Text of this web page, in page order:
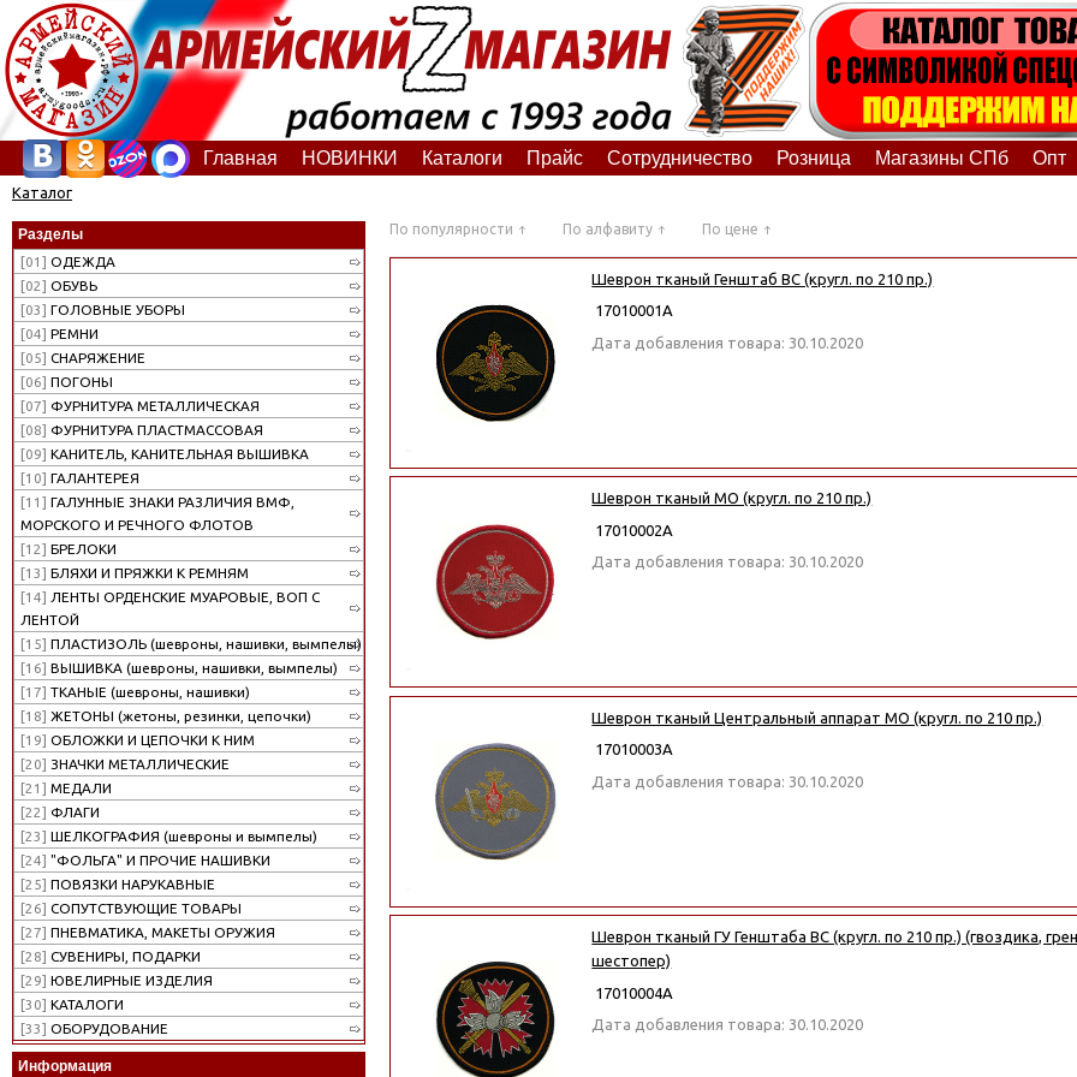
Главная НОВИНКИ Каталоги Прайс Сотрудничество Розница Магазины СПб Опт
Каталог
Разделы
[01] ОДЕЖДА
[02] ОБУВЬ
[03] ГОЛОВНЫЕ УБОРЫ
[04] РЕМНИ
[05] СНАРЯЖЕНИЕ
[06] ПОГОНЫ
[07] ФУРНИТУРА МЕТАЛЛИЧЕСКАЯ
[08] ФУРНИТУРА ПЛАСТМАССОВАЯ
[09] КАНИТЕЛЬ, КАНИТЕЛЬНАЯ ВЫШИВКА
[10] ГАЛАНТЕРЕЯ
[11] ГАЛУННЫЕ ЗНАКИ РАЗЛИЧИЯ ВМФ,
МОРСКОГО И РЕЧНОГО ФЛОТОВ
[12] БРЕЛОКИ
[13] БЛЯХИ И ПРЯЖКИ К РЕМНЯМ
[14] ЛЕНТЫ ОРДЕНСКИЕ МУАРОВЫЕ, ВОП С
ЛЕНТОЙ
[15] ПЛАСТИЗОЛЬ (шевроны, нашивки, вымпелы)
[16] ВЫШИВКА (шевроны, нашивки, вымпелы)
[17] ТКАНЫЕ (шевроны, нашивки)
[18] ЖЕТОНЫ (жетоны, резинки, цепочки)
[19] ОБЛОЖКИ И ЦЕПОЧКИ К НИМ
[20] ЗНАЧКИ МЕТАЛЛИЧЕСКИЕ
[21] МЕДАЛИ
[22] ФЛАГИ
[23] ШЕЛКОГРАФИЯ (шевроны и вымпелы)
[24] "ФОЛЬГА" И ПРОЧИЕ НАШИВКИ
[25] ПОВЯЗКИ НАРУКАВНЫЕ
[26] СОПУТСТВУЮЩИЕ ТОВАРЫ
[27] ПНЕВМАТИКА, МАКЕТЫ ОРУЖИЯ
[28] СУВЕНИРЫ, ПОДАРКИ
[29] ЮВЕЛИРНЫЕ ИЗДЕЛИЯ
[30] КАТАЛОГИ
[33] ОБОРУДОВАНИЕ
Информация
По популярности По алфавиту По цене
Шеврон тканый Генштаб ВС (кругл. по 210 пр.)
17010001А
Дата добавления товара: 30.10.2020
Шеврон тканый МО (кругл. по 210 пр.)
17010002А
Дата добавления товара: 30.10.2020
Шеврон тканый Центральный аппарат МО (кругл. по 210 пр.)
17010003А
Дата добавления товара: 30.10.2020
Шеврон тканый ГУ Генштаба ВС (кругл. по 210 пр.) (гвоздика,
шестопер)
17010004А
Дата добавления товара: 30.10.2020